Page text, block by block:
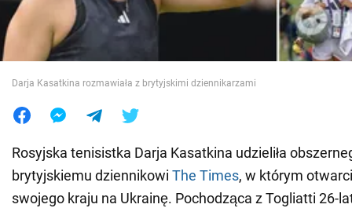
Świat
Jedzenie
Darja Kasatkina rozmawiała z brytyjskimi dziennikarzami
Rosyjska tenisistka Darja Kasatkina udzieliła
brytyjskiemu dziennikowi The Times, w którym
swojego kraju na Ukrainę. Pochodząca z Togliatti 26-